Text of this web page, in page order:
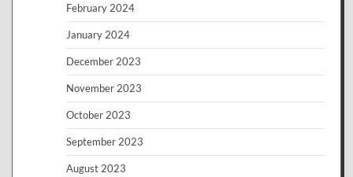
February 2024
January 2024
December 2023
November 2023
October 2023
September 2023
August 2023